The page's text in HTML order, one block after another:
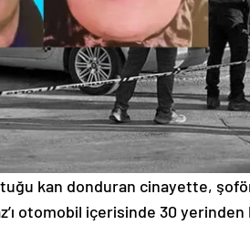
kan donduran cinayette,
otomobil içerisinde 30